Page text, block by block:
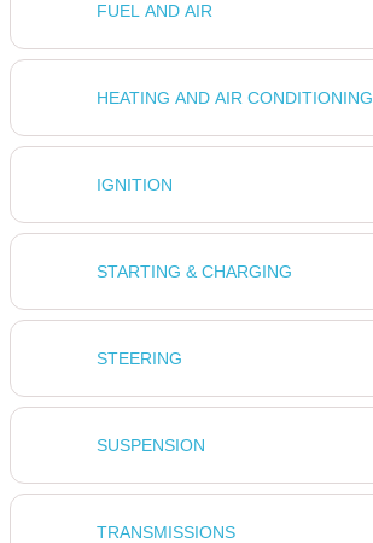
FUEL AND AIR
HEATING AND AIR CONDITIONING
IGNITION
STARTING & CHARGING
STEERING
SUSPENSION
TRANSMISSIONS